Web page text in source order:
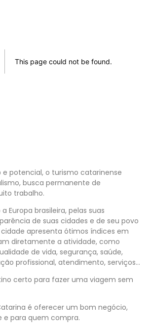
potencial, o turismo catarinense
busca permanente de
trabalho.
a Europa brasileira, pelas suas
de suas cidades e de seu povo
apresenta ótimos índices em
diretamente a atividade, como
de vida, segurança, saúde,
profissional, atendimento, serviços…
certo para fazer uma viagem sem
é oferecer um bom negócio,
e para quem compra.